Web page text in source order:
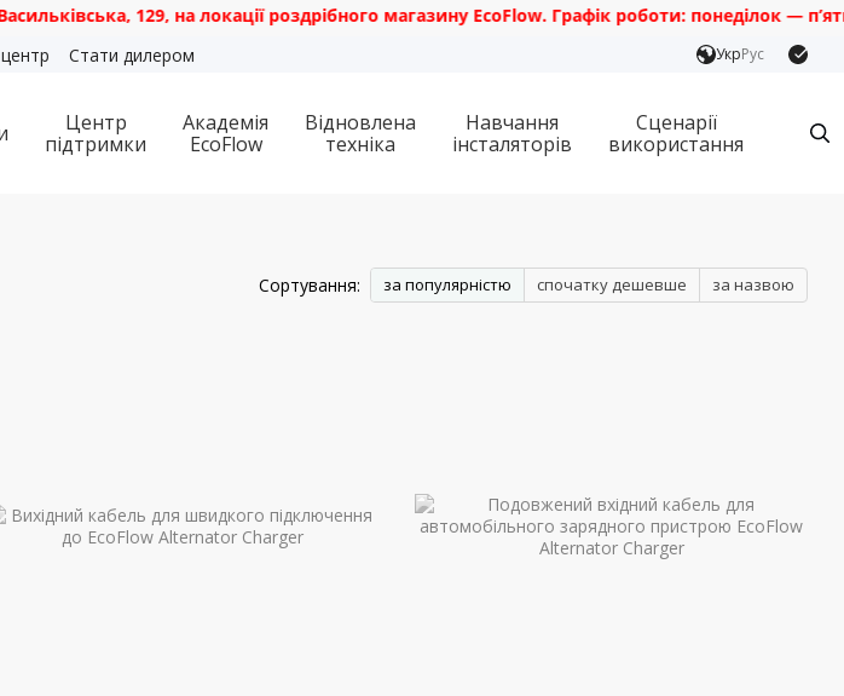
129, на локації роздрібного магазину EcoFlow. Графік роботи: понеділок —
Стати дилером УкрРус
Центр
підтримки
Академія
EcoFlow
Відновлена
техніка
Навчання
інсталяторів
Сценарії
використання
Сортування: за популярністю спочатку дешевше за назвою